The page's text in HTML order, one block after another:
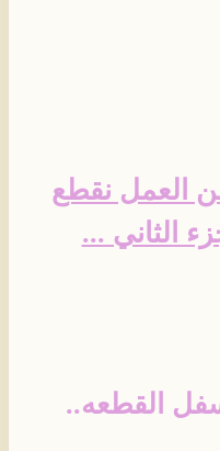
العمل نقطع
الثاني ...
القطعه..